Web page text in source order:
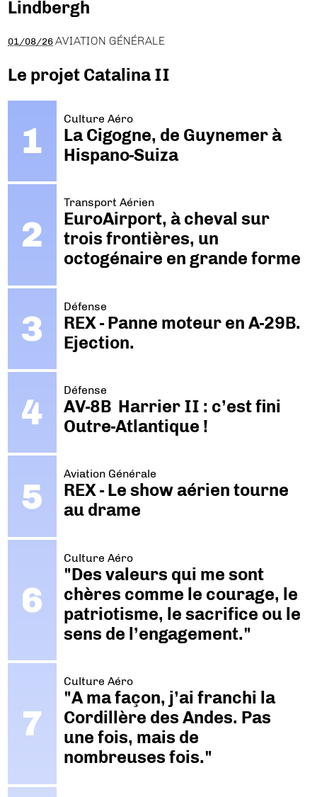
Lindbergh
01/08/26 AVIATION GÉNÉRALE
Le projet Catalina II
Culture Aéro
La Cigogne, de Guynemer à
Hispano-Suiza
Transport Aérien
EuroAirport, à cheval sur
trois frontières, un
octogénaire en grande forme
Défense
REX - Panne moteur en A-29B.
Ejection.
Défense
AV-8B Harrier II : c’est fini
Outre-Atlantique !
Aviation Générale
REX - Le show aérien tourne
au drame
Culture Aéro
"Des valeurs qui me sont
chères comme le courage, le
patriotisme, le sacrifice ou le
sens de l’engagement."
Culture Aéro
"A ma façon, j’ai franchi la
Cordillère des Andes. Pas
une fois, mais de
nombreuses fois."